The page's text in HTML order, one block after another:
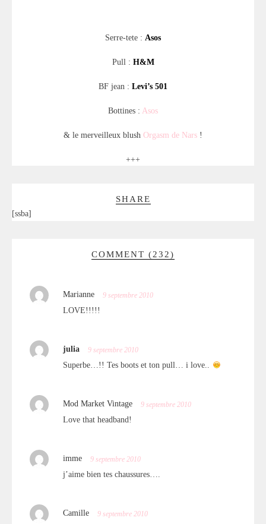
Serre-tete : Asos
Pull : H&M
BF jean : Levi’s 501
Bottines : Asos
& le merveilleux blush Orgasm de Nars !
+++
SHARE
[ssba]
COMMENT (232)
Marianne 9 septembre 2010
LOVE!!!!!
julia 9 septembre 2010
Superbe…!! Tes boots et ton pull… i love..
Mod Market Vintage 9 septembre 2010
Love that headband!
imme 9 septembre 2010
j’aime bien tes chaussures….
Camille 9 septembre 2010